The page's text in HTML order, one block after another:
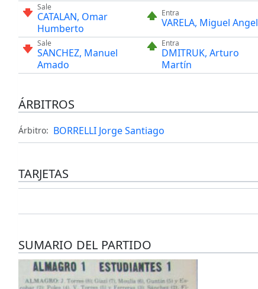
Sale
CATALAN, Omar
Humberto
Entra
VARELA, Miguel Angel
Sale
SANCHEZ, Manuel
Amado
Entra
DMITRUK, Arturo
Martín
ÁRBITROS
Árbitro: BORRELLI Jorge Santiago
TARJETAS
SUMARIO DEL PARTIDO